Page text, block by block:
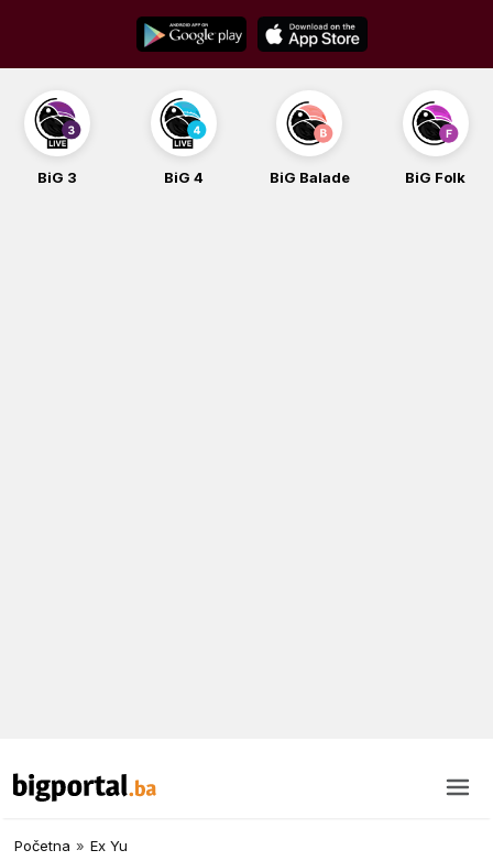
content
BiG 3 BiG 4 BiG Balade BiG Folk
Početna » Ex Yu